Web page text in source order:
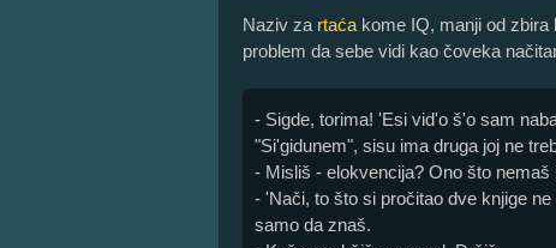
Naziv za rtaća kome IQ, manji od zbira
problem da sebe vidi kao čoveka
- Sigde, torima! 'Esi vid'o š'o sam
"Si'gidunem", sisu ima druga joj ne
- Misliš - elokvencija? Ono što
- 'Nači, to što si pročitao dve knjige
samo da znaš.